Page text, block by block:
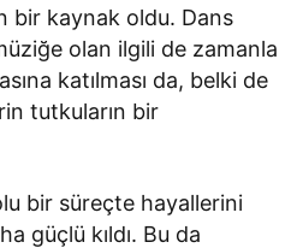
bir kaynak oldu. Dans
olan ilgili de zamanla
katılması da, belki de
tutkuların bir
bir süreçte hayallerini
güçlü kıldı. Bu da